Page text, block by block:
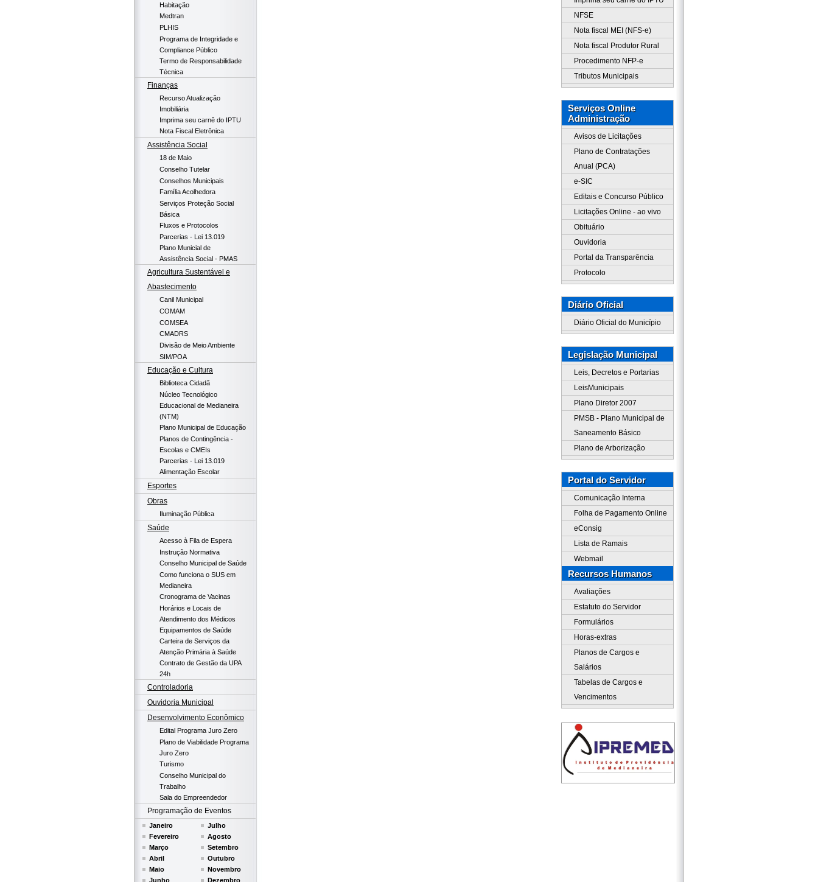
Habitação
Medtran
PLHIS
Programa de Integridade e
Compliance Público
Termo de Responsabilidade
Técnica
Finanças
Recurso Atualização
Imobiliária
Imprima seu carnê do IPTU
Nota Fiscal Eletrônica
Assistência Social
18 de Maio
Conselho Tutelar
Conselhos Municipais
Família Acolhedora
Serviços Proteção Social
Básica
Fluxos e Protocolos
Parcerias - Lei 13.019
Plano Municial de
Assistência Social - PMAS
Agricultura Sustentável e
Abastecimento
Canil Municipal
COMAM
COMSEA
CMADRS
Divisão de Meio Ambiente
SIM/POA
Educação e Cultura
Biblioteca Cidadã
Núcleo Tecnológico
Educacional de Medianeira
(NTM)
Plano Municipal de Educação
Planos de Contingência -
Escolas e CMEIs
Parcerias - Lei 13.019
Alimentação Escolar
Esportes
Obras
Iluminação Pública
Saúde
Acesso à Fila de Espera
Instrução Normativa
Conselho Municipal de Saúde
Como funciona o SUS em
Medianeira
Cronograma de Vacinas
Horários e Locais de
Atendimento dos Médicos
Equipamentos de Saúde
Carteira de Serviços da
Atenção Primária à Saúde
Contrato de Gestão da UPA
24h
Controladoria
Ouvidoria Municipal
Desenvolvimento Econômico
Edital Programa Juro Zero
Plano de Viabilidade Programa
Juro Zero
Turismo
Conselho Municipal do
Trabalho
Sala do Empreendedor
Programação de Eventos
Janeiro
Fevereiro
Março
Abril
Maio
Junho
Julho
Agosto
Setembro
Outubro
Novembro
Dezembro
NFSE
Nota fiscal MEI (NFS-e)
Nota fiscal Produtor Rural
Procedimento NFP-e
Tributos Municipais
Serviços Online
Administração
Avisos de Licitações
Plano de Contratações
Anual (PCA)
e-SIC
Editais e Concurso Público
Licitações Online - ao vivo
Obituário
Ouvidoria
Portal da Transparência
Protocolo
Diário Oficial
Diário Oficial do Município
Legislação Municipal
Leis, Decretos e Portarias
LeisMunicipais
Plano Diretor 2007
PMSB - Plano Municipal de
Saneamento Básico
Plano de Arborização
Portal do Servidor
Comunicação Interna
Folha de Pagamento Online
eConsig
Lista de Ramais
Webmail
Recursos Humanos
Avaliações
Estatuto do Servidor
Formulários
Horas-extras
Planos de Cargos e
Salários
Tabelas de Cargos e
Vencimentos